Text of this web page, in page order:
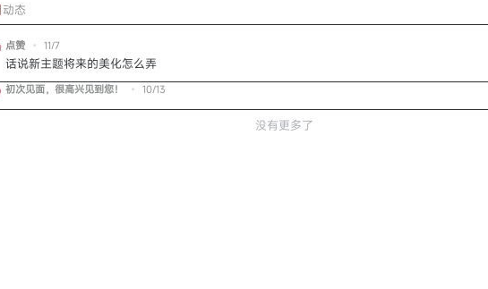
动态
点赞 • 11/7
话说新主题将来的美化怎么弄
初次见面，很高兴见到您！ • 10/13
没有更多了